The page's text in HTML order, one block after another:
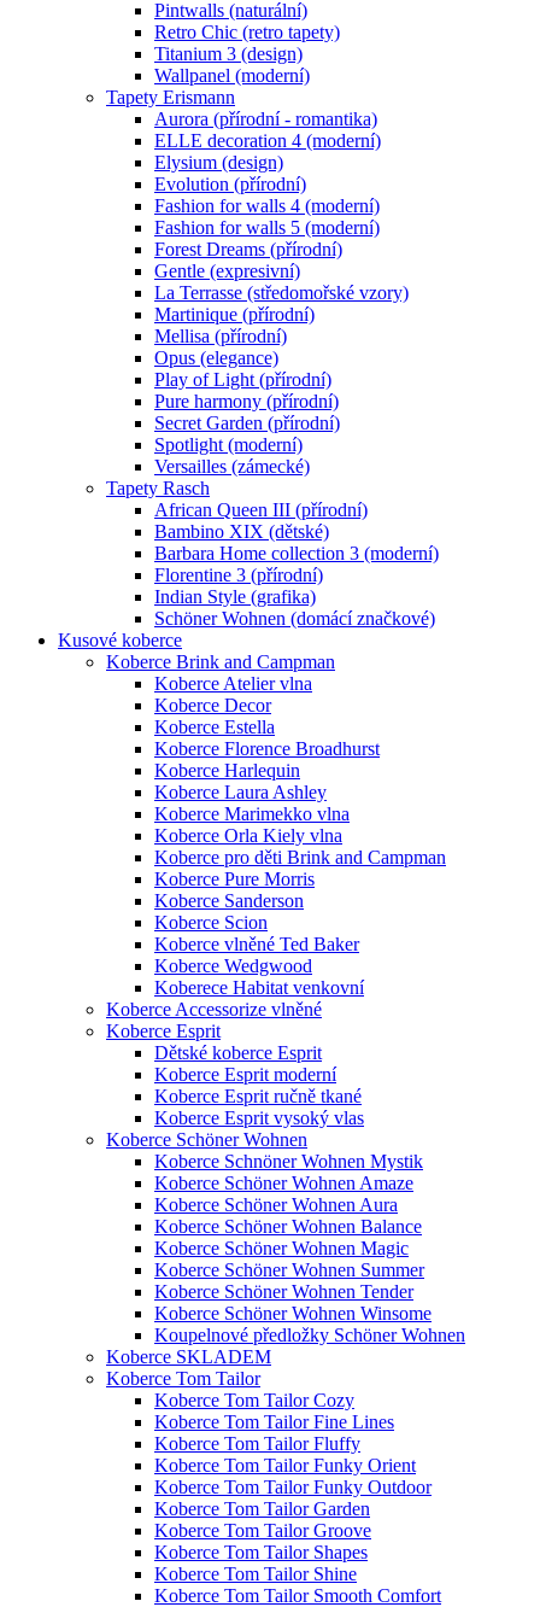
Pintwalls (naturální)
Retro Chic (retro tapety)
Titanium 3 (design)
Wallpanel (moderní)
Tapety Erismann
Aurora (přírodní - romantika)
ELLE decoration 4 (moderní)
Elysium (design)
Evolution (přírodní)
Fashion for walls 4 (moderní)
Fashion for walls 5 (moderní)
Forest Dreams (přírodní)
Gentle (expresivní)
La Terrasse (středomořské vzory)
Martinique (přírodní)
Mellisa (přírodní)
Opus (elegance)
Play of Light (přírodní)
Pure harmony (přírodní)
Secret Garden (přírodní)
Spotlight (moderní)
Versailles (zámecké)
Tapety Rasch
African Queen III (přírodní)
Bambino XIX (dětské)
Barbara Home collection 3 (moderní)
Florentine 3 (přírodní)
Indian Style (grafika)
Schöner Wohnen (domácí značkové)
Kusové koberce
Koberce Brink and Campman
Koberce Atelier vlna
Koberce Decor
Koberce Estella
Koberce Florence Broadhurst
Koberce Harlequin
Koberce Laura Ashley
Koberce Marimekko vlna
Koberce Orla Kiely vlna
Koberce pro děti Brink and Campman
Koberce Pure Morris
Koberce Sanderson
Koberce Scion
Koberce vlněné Ted Baker
Koberce Wedgwood
Koberece Habitat venkovní
Koberce Accessorize vlněné
Koberce Esprit
Dětské koberce Esprit
Koberce Esprit moderní
Koberce Esprit ručně tkané
Koberce Esprit vysoký vlas
Koberce Schöner Wohnen
Koberce Schnöner Wohnen Mystik
Koberce Schöner Wohnen Amaze
Koberce Schöner Wohnen Aura
Koberce Schöner Wohnen Balance
Koberce Schöner Wohnen Magic
Koberce Schöner Wohnen Summer
Koberce Schöner Wohnen Tender
Koberce Schöner Wohnen Winsome
Koupelnové předložky Schöner Wohnen
Koberce SKLADEM
Koberce Tom Tailor
Koberce Tom Tailor Cozy
Koberce Tom Tailor Fine Lines
Koberce Tom Tailor Fluffy
Koberce Tom Tailor Funky Orient
Koberce Tom Tailor Funky Outdoor
Koberce Tom Tailor Garden
Koberce Tom Tailor Groove
Koberce Tom Tailor Shapes
Koberce Tom Tailor Shine
Koberce Tom Tailor Smooth Comfort